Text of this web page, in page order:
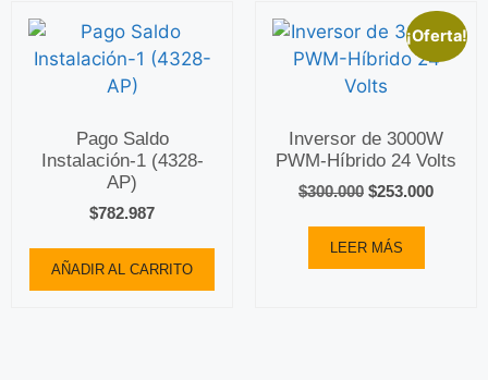
Pago Saldo
Instalación-1 (4328-
AP)
$782.987
AÑADIR AL CARRITO
¡Oferta!
Inversor de 3000W
PWM-Híbrido 24 Volts
$300.000 $253.000
LEER MÁS